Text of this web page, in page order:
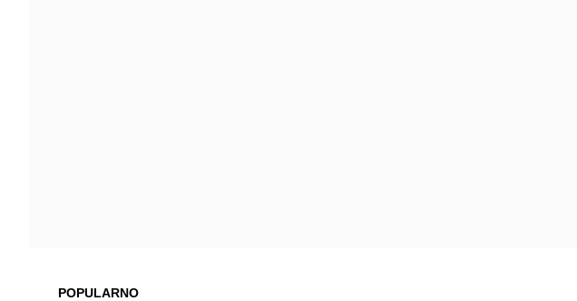
POPULARNO